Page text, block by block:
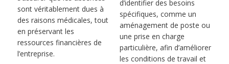
sont véritablement dues à
des raisons médicales, tout
en préservant les
ressources financières de
l’entreprise.
d’identifier des besoins
spécifiques, comme un
aménagement de poste ou
une prise en charge
particulière, afin d’améliorer
les conditions de travail et